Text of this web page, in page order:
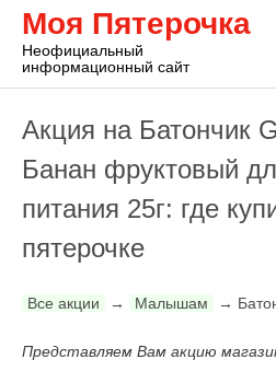
Моя Пятерочка
Неофициальный
информационный сайт
Акция на Батончик
Банан фруктовый
питания 25г: где
пятерочке
Все акции → Малышам → Батончик
Представляем Вам акцию